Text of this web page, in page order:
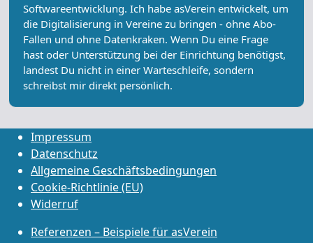
Softwareentwicklung. Ich habe asVerein entwickelt, um
die Digitalisierung in Vereine zu bringen - ohne Abo-
Fallen und ohne Datenkraken. Wenn Du eine Frage
hast oder Unterstützung bei der Einrichtung benötigst,
landest Du nicht in einer Warteschleife, sondern
schreibst mir direkt persönlich.
Impressum
Datenschutz
Allgemeine Geschäftsbedingungen
Cookie-Richtlinie (EU)
Widerruf
Referenzen – Beispiele für asVerein